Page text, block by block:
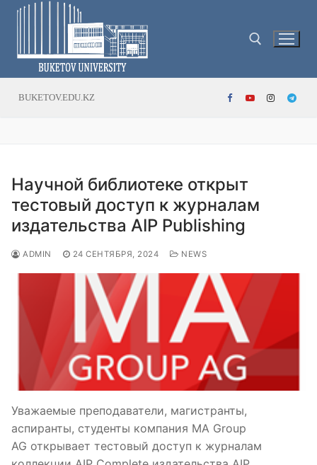
Перейти
содержимому
BUKETOV.EDU.KZ
Научной библиотеке открыт
тестовый доступ к журналам
издательства AIP Publishing
ADMIN 24 СЕНТЯБРЯ, 2024 NEWS
Уважаемые преподаватели, магистранты,
аспиранты, студенты компания MA Group
AG открывает тестовый доступ к журналам